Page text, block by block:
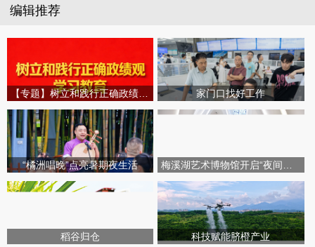
编辑推荐
家门口找好工作
“橘洲唱晚”点亮暑期夜生活
稻谷归仓 科技赋能脐橙产业